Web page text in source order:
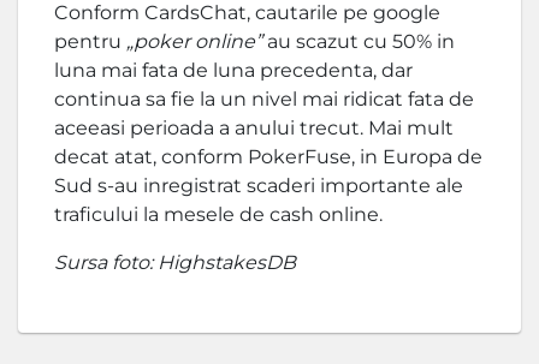
Conform CardsChat, cautarile pe google
pentru „poker online”au scazut cu 50% in
luna mai fata de luna precedenta, dar
continua sa fie la un nivel mai ridicat fata de
aceeasi perioada a anului trecut. Mai mult
decat atat, conform PokerFuse, in Europa de
Sud s-au inregistrat scaderi importante ale
traficului la mesele de cash online.
Sursa foto: HighstakesDB